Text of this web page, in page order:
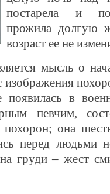
постарела и
прожила долгую
возраст ее не
мысль о
изображения
появилась в
певчим,
она
перед людьми
груди – жест